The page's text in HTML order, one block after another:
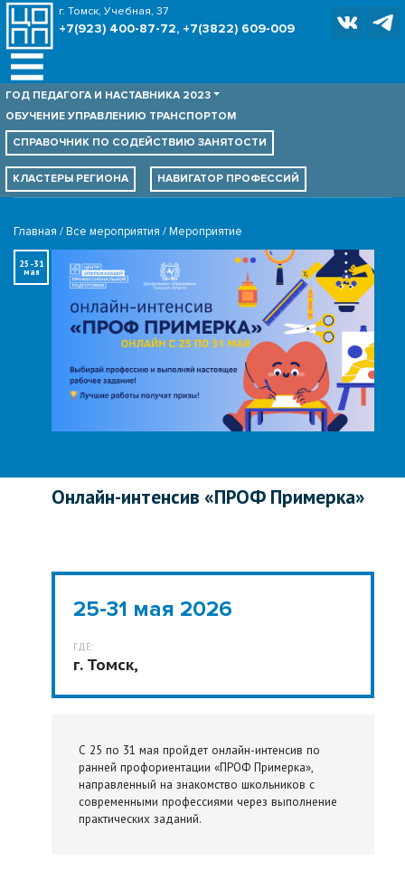
г. Томск, Учебная, 37
+7(923) 400-87-72, +7(3822) 609-009
ГОД ПЕДАГОГА И НАСТАВНИКА 2023
ОБУЧЕНИЕ УПРАВЛЕНИЮ ТРАНСПОРТОМ
СПРАВОЧНИК ПО СОДЕЙСТВИЮ ЗАНЯТОСТИ
КЛАСТЕРЫ РЕГИОНА НАВИГАТОР ПРОФЕССИЙ
Главная Все мероприятия Мероприятие
25-31
мая
Онлайн-интенсив «ПРОФ Примерка»
25-31 мая 2026
ГДЕ:
г. Томск,
С 25 по 31 мая пройдет онлайн-интенсив по
ранней профориентации «ПРОФ Примерка»,
направленный на знакомство школьников с
современными профессиями через выполнение
практических заданий.